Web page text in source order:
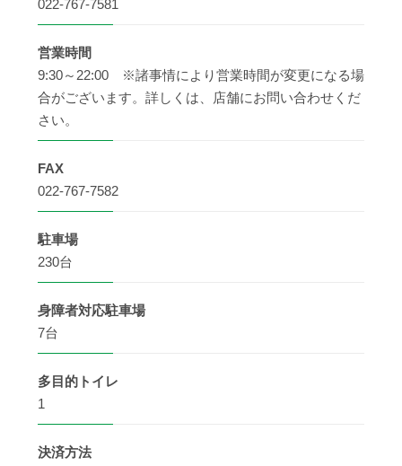
022-767-7581
営業時間
9:30～22:00 ※諸事情により営業時間が変更になる場
合がございます。詳しくは、店舗にお問い合わせくだ
さい。
FAX
022-767-7582
駐車場
230台
身障者対応駐車場
7台
多目的 トイレ
1
決済方法